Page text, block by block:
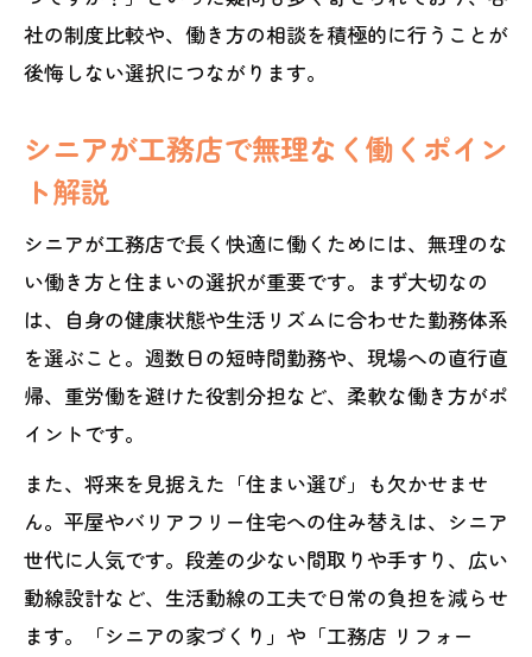
社の制度比較や、働き方の相談を積極的に行うことが
後悔しない選択につながります。
シニアが工務店で無理なく働くポイン
ト解説
シニアが工務店で長く快適に働くためには、無理のな
い働き方と住まいの選択が重要です。まず大切なの
は、自身の健康状態や生活リズムに合わせた勤務体系
を選ぶこと。週数日の短時間勤務や、現場への直行直
帰、重労働を避けた役割分担など、柔軟な働き方がポ
イントです。
また、将来を見据えた「住まい選び」も欠かせませ
ん。平屋やバリアフリー住宅への住み替えは、シニア
世代に人気です。段差の少ない間取りや手すり、広い
動線設計など、生活動線の工夫で日常の負担を減らせ
ます。「シニアの家づくり」や「工務店 リフォー